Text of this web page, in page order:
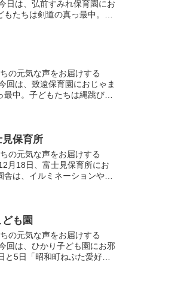
日は、弘前すみれ保育園にお
たちは剣道の真っ最中。大
の元気な声をお届けする
回は、致遠保育園におじゃま
最中。子どもたちは縄跳びや
見保育所
の元気な声をお届けする
月18日、富士見保育所にお
は、イルミネーションやツ
も園
の元気な声をお届けする
回は、ひかり子ども園にお邪
と5日「昭和町ねぷた愛好